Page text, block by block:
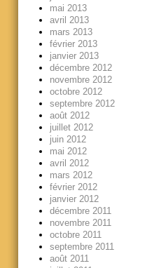
mai 2013
avril 2013
mars 2013
février 2013
janvier 2013
décembre 2012
novembre 2012
octobre 2012
septembre 2012
août 2012
juillet 2012
juin 2012
mai 2012
avril 2012
mars 2012
février 2012
janvier 2012
décembre 2011
novembre 2011
octobre 2011
septembre 2011
août 2011